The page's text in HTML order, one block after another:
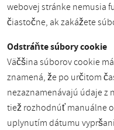
webovej stránke nemusia
čiastočne, ak zakážete
Odstráňte súbory cookie
Väčšina súborov cookie
znamená, že po určitom
nezaznamenávajú údaje z
tiež rozhodnúť manuálne
uplynutím dátumu